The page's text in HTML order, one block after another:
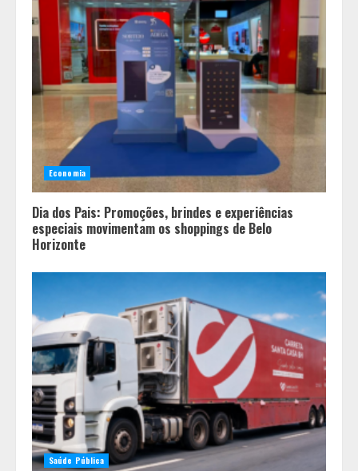
Economia
Dia dos Pais: Promoções, brindes e experiências
especiais movimentam os shoppings de Belo
Horizonte
Saúde Pública